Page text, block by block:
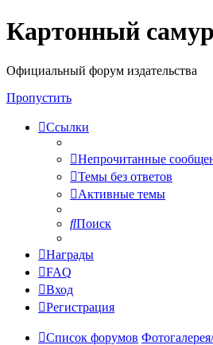
Регистрация
Картонный
Официальный форум издательства
Пропустить
Ссылки
Непрочитанные
Темы без ответов
Активные темы
Поиск
Награды
FAQ
Вход
Регистрация
Список форумов